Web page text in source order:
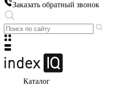
Заказать обратный звонок
Каталог